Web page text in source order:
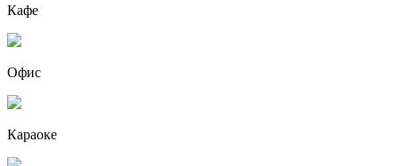
Кафе
Офис
Караоке